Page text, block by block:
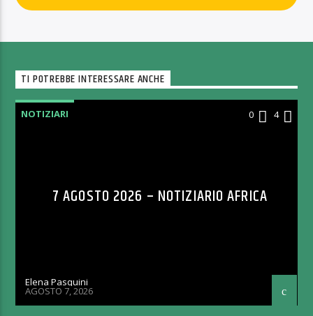
TI POTREBBE INTERESSARE ANCHE
NOTIZIARI 0 4
7 AGOSTO 2026 – NOTIZIARIO AFRICA
Elena Pasquini
AGOSTO 7, 2026